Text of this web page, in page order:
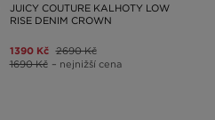
JUICY COUTURE KALHOTY LOW
RISE DENIM CROWN
1390 Kč 2690 Kč
1690 Kč – nejnižší cena